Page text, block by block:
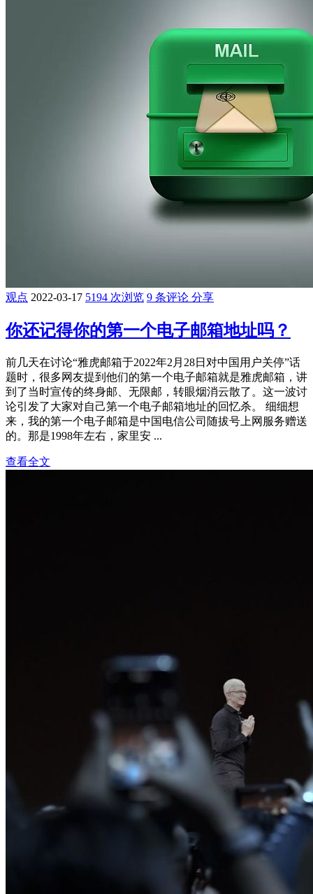
观点 2022-03-17 5194 次浏览 9 条评论 分享
你还记得你的第一个电子邮箱地址吗？
前几天在讨论“雅虎邮箱于2022年2月28日对中国用户关停”话
题时，很多网友提到他们的第一个电子邮箱就是雅虎邮箱，讲
到了当时宣传的终身邮、无限邮，转眼烟消云散了。这一波讨
论引发了大家对自己第一个电子邮箱地址的回忆杀。 细细想
来，我的第一个电子邮箱是中国电信公司随拔号上网服务赠送
的。那是1998年左右，家里安 ...
查看全文